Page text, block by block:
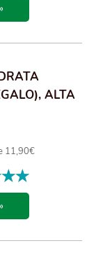
ALTA
11,90€